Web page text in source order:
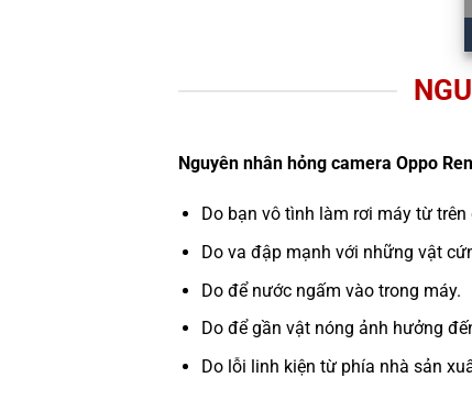
Nguyên nhân hỏng camera Oppo
Do bạn vô tình làm rơi máy từ trên
Do va đập mạnh với những vật
Do để nước ngấm vào trong máy.
Do để gần vật nóng ảnh hưởng
Do lỗi linh kiện từ phía nhà sản